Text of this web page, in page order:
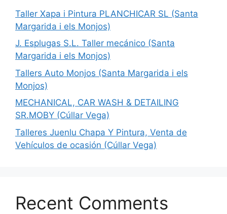
Taller Xapa i Pintura PLANCHICAR SL (Santa
Margarida i els Monjos)
J. Esplugas S.L. Taller mecánico (Santa
Margarida i els Monjos)
Tallers Auto Monjos (Santa Margarida i els
Monjos)
MECHANICAL, CAR WASH & DETAILING
SR.MOBY (Cúllar Vega)
Talleres Juenlu Chapa Y Pintura, Venta de
Vehículos de ocasión (Cúllar Vega)
Recent Comments